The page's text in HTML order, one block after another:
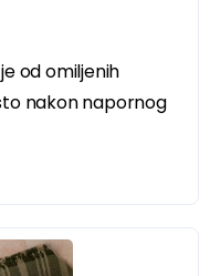
od omiljenih
nakon napornog